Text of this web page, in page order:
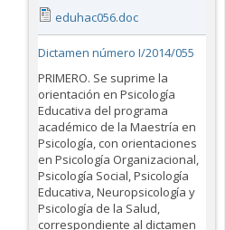
eduhac056.doc
Dictamen número I/2014/055
PRIMERO. Se suprime la
orientación en Psicología
Educativa del programa
académico de la Maestría en
Psicología, con orientaciones
en Psicología Organizacional,
Psicología Social, Psicología
Educativa, Neuropsicología y
Psicología de la Salud,
correspondiente al dictamen